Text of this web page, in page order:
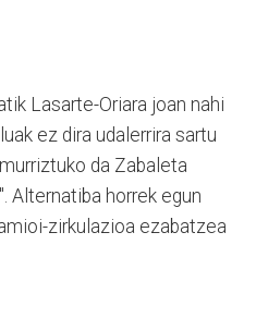
Lasarte-Oriara joan nahi
ez dira udalerrira sartu
da Zabaleta
Alternatiba horrek egun
zirkulazioa ezabatzea